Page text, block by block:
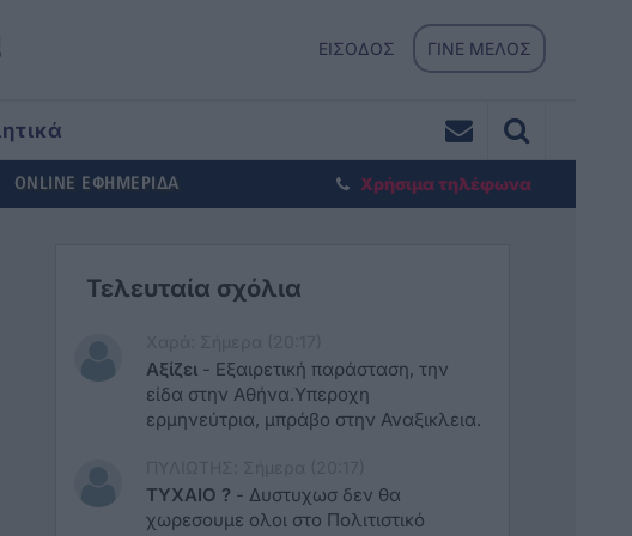
ΕΙΣΟΔΟΣ ΓΙΝΕ ΜΕΛΟΣ
ONLINE ΕΦΗΜΕΡΙΔΑ Χρήσιμα τηλέφωνα
Τελευταία σχόλια
Αξίζει - Εξαιρετική παράσταση, την
είδα στην Αθήνα.Υπεροχη
ερμηνεύτρια, μπράβο στην Αναξικλεια.
ΤΥΧΑΙΟ ? - Δυστυχωσ δεν θα
χωρεσουμε ολοι στο Πολιτιστικό